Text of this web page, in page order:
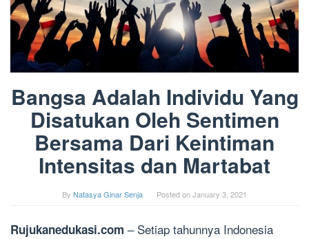
Bangsa Adalah Individu Yang
Disatukan Oleh Sentimen
Bersama Dari Keintiman
Intensitas dan Martabat
By Natasya Ginar Senja Posted onJanuary 3, 2021
Rujukanedukasi.com – Setiap tahunnya Indonesia